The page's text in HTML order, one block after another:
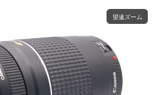
望遠ズーム